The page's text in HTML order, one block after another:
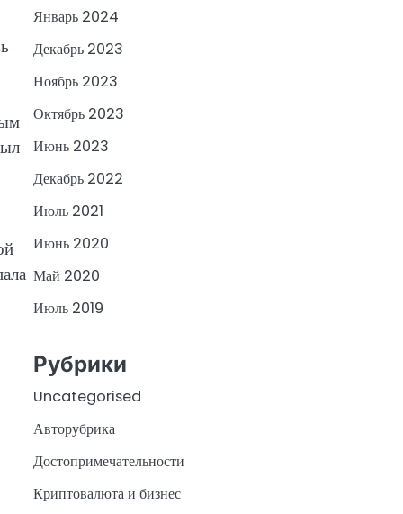
Январь 2024
Декабрь 2023
Ноябрь 2023
Октябрь 2023
Июнь 2023
Декабрь 2022
Июль 2021
Июнь 2020
Май 2020
Июль 2019
Рубрики
Uncategorised
Авторубрика
Достопримечательности
Криптовалюта и бизнес